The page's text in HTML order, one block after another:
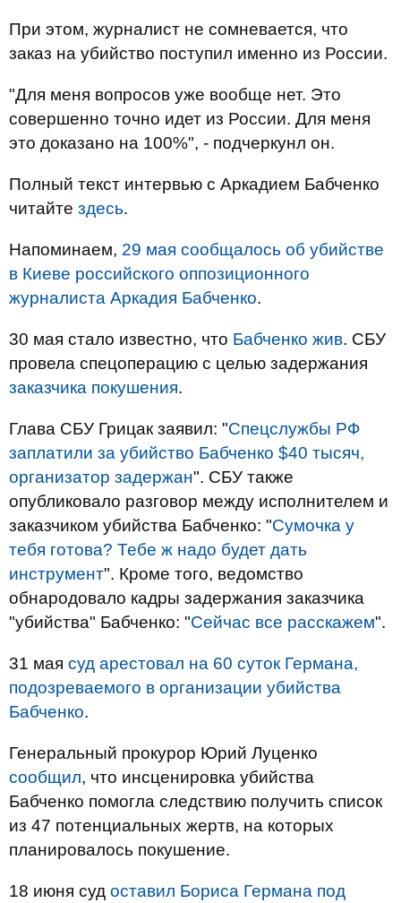
При этом, журналист не сомневается, что
заказ на убийство поступил именно из России.
"Для меня вопросов уже вообще нет. Это
совершенно точно идет из России. Для меня
это доказано на 100%", - подчеркунл он.
Полный текст интервью с Аркадием Бабченко
читайте здесь.
Напоминаем, 29 мая сообщалось об убийстве
в Киеве российского оппозиционного
журналиста Аркадия Бабченко.
30 мая стало известно, что Бабченко жив. СБУ
провела спецоперацию с целью задержания
заказчика покушения.
Глава СБУ Грицак заявил: "Спецслужбы РФ
заплатили за убийство Бабченко $40 тысяч,
организатор задержан". СБУ также
опубликовало разговор между исполнителем и
заказчиком убийства Бабченко: "Сумочка у
тебя готова? Тебе ж надо будет дать
инструмент". Кроме того, ведомство
обнародовало кадры задержания заказчика
"убийства" Бабченко: "Сейчас все расскажем".
31 мая суд арестовал на 60 суток Германа,
подозреваемого в организации убийства
Бабченко.
Генеральный прокурор Юрий Луценко
сообщил, что инсценировка убийства
Бабченко помогла следствию получить список
из 47 потенциальных жертв, на которых
планировалось покушение.
18 июня суд оставил Бориса Германа под